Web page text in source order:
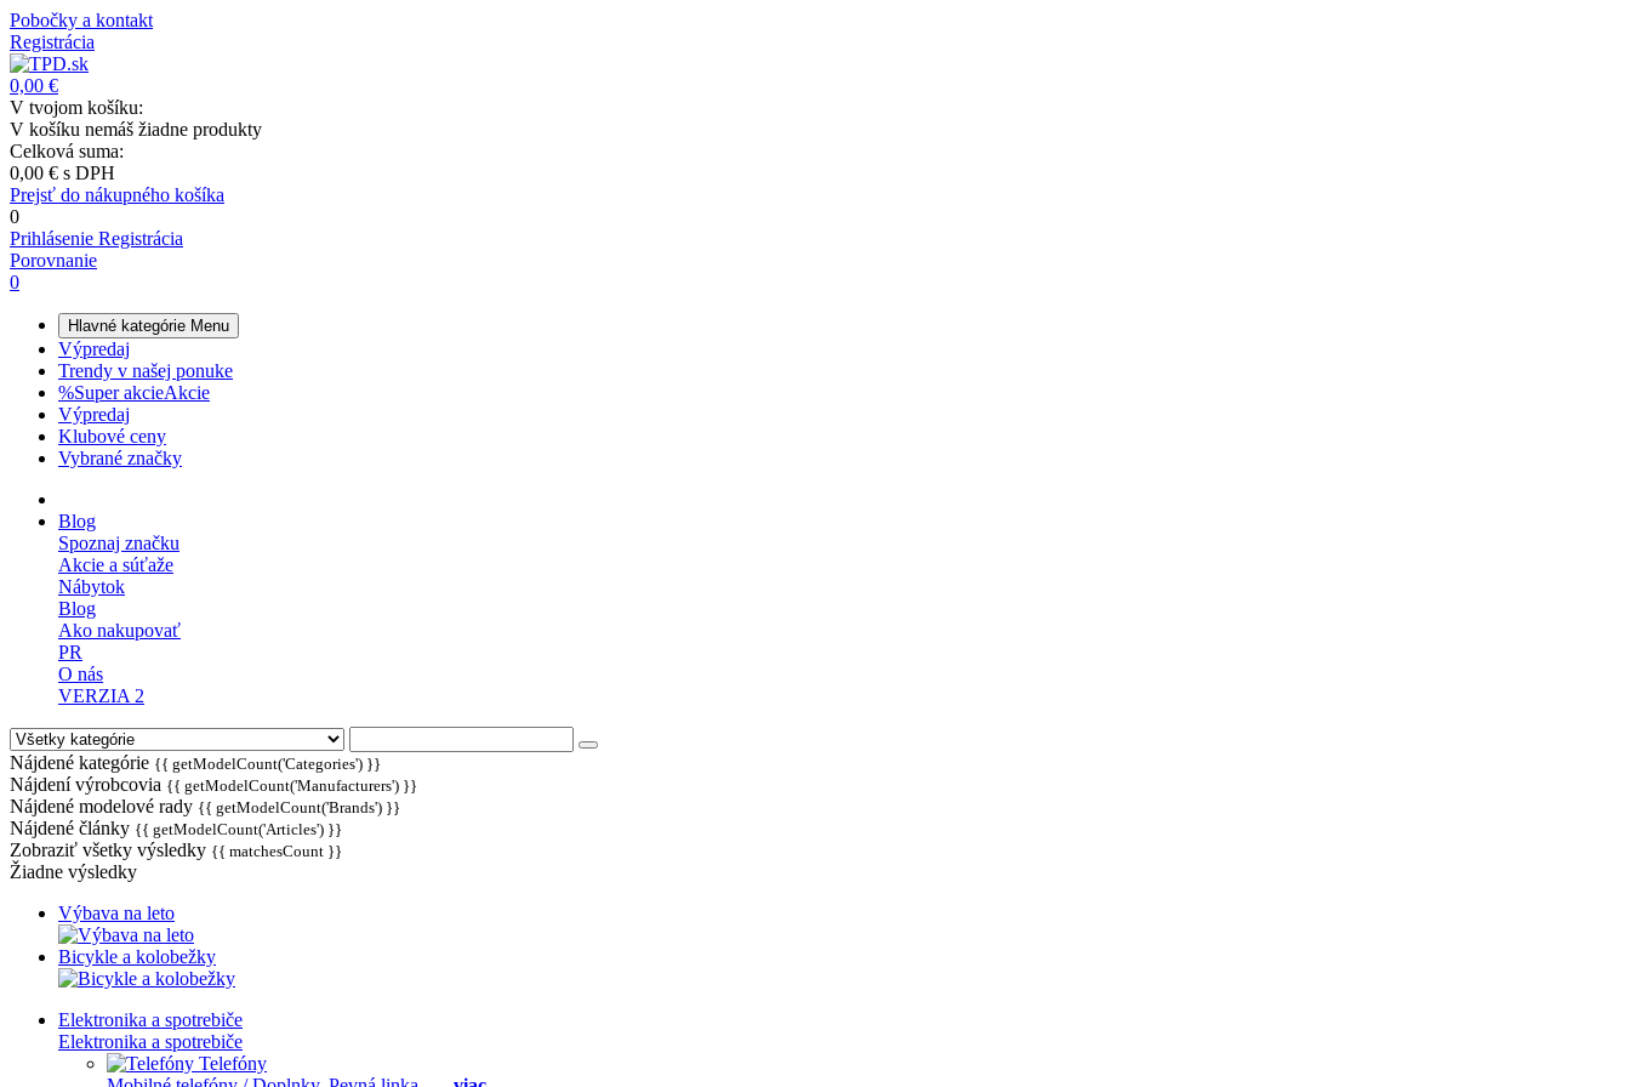
Pobočky a kontakt
Registrácia
0,00 €
V tvojom košíku:
V košíku nemáš žiadne produkty
Celková suma:
0,00 € s DPH
Prejsť do nákupného košíka
0
Prihlásenie Registrácia
Porovnanie
0
Hlavné kategórie Menu
Výpredaj
Trendy v našej ponuke
%Super akcieAkcie
Výpredaj
Klubové ceny
Vybrané značky
Blog
Spoznaj značku
Akcie a súťaže
Nábytok
Blog
Ako nakupovať
PR
O nás
VERZIA 2
Nájdené kategórie {{ getModelCount('Categories') }}
Nájdení výrobcovia {{ getModelCount('Manufacturers') }}
Nájdené modelové rady {{ getModelCount('Brands') }}
Nájdené články {{ getModelCount('Articles') }}
Zobraziť všetky výsledky {{ matchesCount }}
Žiadne výsledky
Výbava na leto
Bicykle a kolobežky
Elektronika a spotrebiče
Elektronika a spotrebiče
Telefóny